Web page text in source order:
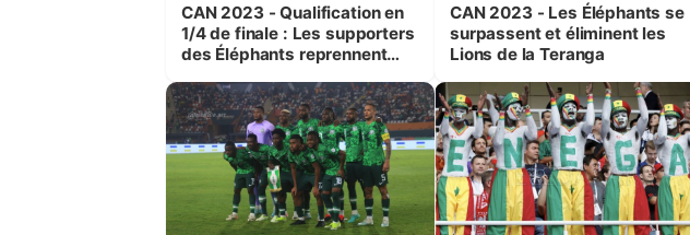
CAN 2023 - Qualification en
1/4 de finale : Les supporters
des Éléphants reprennent
CAN 2023 - Les Éléphants se
surpassent et éliminent les
Lions de la Teranga